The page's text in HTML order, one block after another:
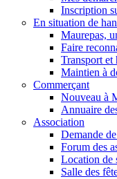
Inscription
En situation de
Maurepas,
Faire
Transport et
Maintien à
Commerçant
Nouveau à
Annuaire
Association
Demande
Forum des
Location de
Salle des